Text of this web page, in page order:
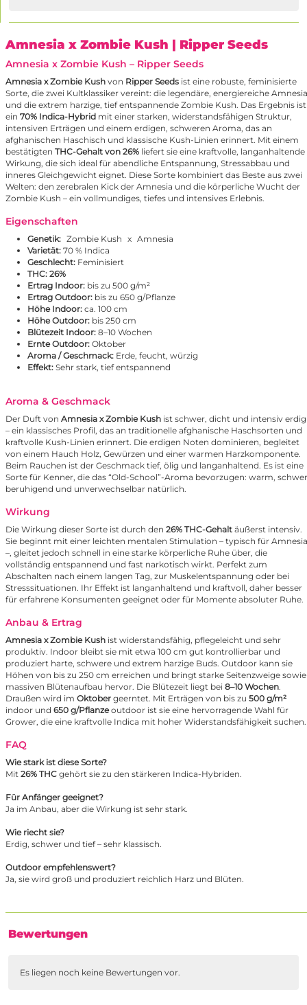
Amnesia x Zombie Kush | Ripper Seeds
Amnesia x Zombie Kush – Ripper Seeds
Amnesia xZombie Kush von Ripper Seeds ist eine robuste, feminisierte
Sorte, die zwei Kultklassiker vereint: die legendäre, energiereiche Amnesia
und die extrem harzige, tief entspannende Zombie Kush. Das Ergebnis ist
ein 70% Indica-Hybrid mit einer starken, widerstandsfähigen Struktur,
intensiven Erträgen und einem erdigen, schweren Aroma, das an
afghanischen Haschisch und klassische Kush-Linien erinnert. Mit einem
bestätigten THC-Gehalt von 26% liefert sie eine kraftvolle, langanhaltende
Wirkung, die sich ideal für abendliche Entspannung, Stressabbau und
inneres Gleichgewicht eignet. Diese Sorte kombiniert das Beste aus zwei
Welten: den zerebralen Kick der Amnesia und die körperliche Wucht der
Zombie Kush – ein vollmundiges, tiefes und intensives Erlebnis.
Eigenschaften
Genetik: Zombie Kush x Amnesia
Varietät: 70 % Indica
Geschlecht: Feminisiert
THC: 26%
Ertrag Indoor: bis zu 500 g/m²
Ertrag Outdoor: bis zu 650 g/Pflanze
Höhe Indoor: ca. 100 cm
Höhe Outdoor: bis 250 cm
Blütezeit Indoor: 8–10 Wochen
Ernte Outdoor: Oktober
Aroma / Geschmack: Erde, feucht, würzig
Effekt: Sehr stark, tief entspannend
Aroma & Geschmack
Der Duft von Amnesia x Zombie Kush ist schwer, dicht und intensiv erdig
– ein klassisches Profil, das an traditionelle afghanische Haschsorten und
kraftvolle Kush-Linien erinnert. Die erdigen Noten dominieren, begleitet
von einem Hauch Holz, Gewürzen und einer warmen Harzkomponente.
Beim Rauchen ist der Geschmack tief, ölig und langanhaltend. Es ist eine
Sorte für Kenner, die das “Old-School”-Aroma bevorzugen: warm,
beruhigend und unverwechselbar natürlich.
Wirkung
Die Wirkung dieser Sorte ist durch den 26% THC-Gehalt äußerst intensiv.
Sie beginnt mit einer leichten mentalen Stimulation – typisch für Amnesia
–, gleitet jedoch schnell in eine starke körperliche Ruhe über, die
vollständig entspannend und fast narkotisch wirkt. Perfekt zum
Abschalten nach einem langen Tag, zur Muskelentspannung oder bei
Stresssituationen. Ihr Effekt ist langanhaltend und kraftvoll, daher besser
für erfahrene Konsumenten geeignet oder für Momente absoluter Ruhe.
Anbau & Ertrag
Amnesia x Zombie Kush ist widerstandsfähig, pflegeleicht und sehr
produktiv. Indoor bleibt sie mit etwa 100 cm gut kontrollierbar und
produziert harte, schwere und extrem harzige Buds. Outdoor kann sie
Höhen von bis zu 250 cm erreichen und bringt starke Seitenzweige sowie
massiven Blütenaufbau hervor. Die Blütezeit liegt bei 8–10 Wochen.
Draußen wird im Oktober geerntet. Mit Erträgen von bis zu 500 g/m²
indoor und 650 g/Pflanzeoutdoor ist sie eine hervorragende Wahl für
Grower, die eine kraftvolle Indica mit hoher Widerstandsfähigkeit suchen.
FAQ
Wie stark ist diese Sorte?
Mit 26% THC gehört sie zu den stärkeren Indica-Hybriden.
Für Anfänger geeignet?
Ja im Anbau, aber die Wirkung ist sehr stark.
Wie riecht sie?
Erdig, schwer und tief – sehr klassisch.
Outdoor empfehlenswert?
Ja, sie wird groß und produziert reichlich Harz und Blüten.
Bewertungen
Es liegen noch keine Bewertungen vor.